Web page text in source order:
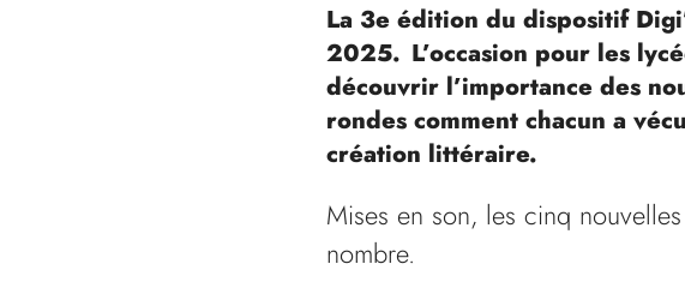
La 3e édition du dispositif
2025. L’occasion pour les
découvrir l’importance des
rondes comment chacun a
création littéraire.
Mises en son, les cinq
nombre.